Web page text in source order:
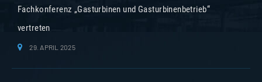
Fachkonferenz „Gasturbinen und Gasturbinenbetrieb“
vertreten
29. APRIL 2025